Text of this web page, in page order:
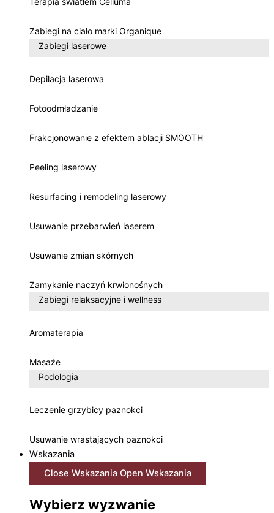
Zabiegi na ciało marki Organique
Zabiegi laserowe
Depilacja laserowa
Fotoodmładzanie
Frakcjonowanie z efektem ablacji SMOOTH
Peeling laserowy
Resurfacing i remodeling laserowy
Usuwanie przebarwień laserem
Usuwanie zmian skórnych
Zamykanie naczyń krwionośnych
Zabiegi relaksacyjne i wellness
Aromaterapia
Masaże
Podologia
Leczenie grzybicy paznokci
Usuwanie wrastających paznokci
Wskazania
Close Wskazania Open Wskazania
Wybierz wyzwanie